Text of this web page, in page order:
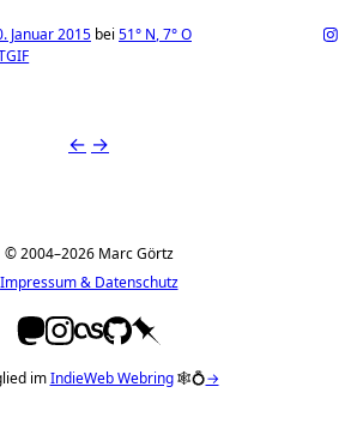
Januar 2015 bei 51° N,7°O
← →
© 2004–2026 Marc Görtz
Impressum & Datenschutz
imIndieWeb Webring🕸💍→